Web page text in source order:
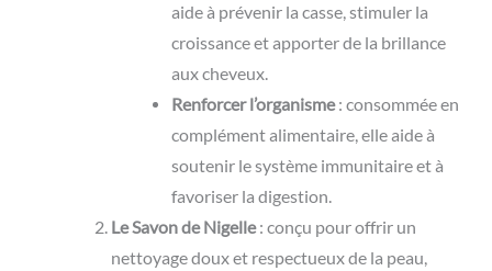
aide à prévenir la casse, stimuler la
croissance et apporter de la brillance
aux cheveux.
Renforcer l’organisme: consommée en
complément alimentaire, elle aide à
soutenir le système immunitaire et à
favoriser la digestion.
Le Savon de Nigelle: conçu pour offrir un
nettoyage doux et respectueux de la peau,